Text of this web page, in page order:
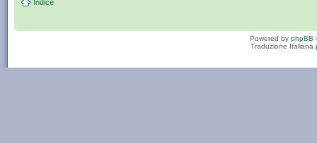
Indice
Powered by phpBB
Traduzione Italiana